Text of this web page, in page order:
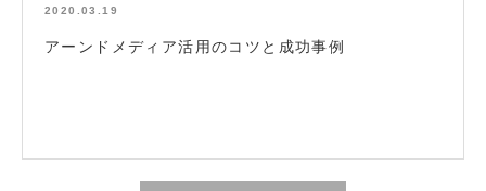
2020.03.19
アーンドメディア活用のコツと成功事例